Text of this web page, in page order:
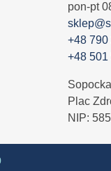
pon-pt
+48 790
+48 501
Plac
NIP: